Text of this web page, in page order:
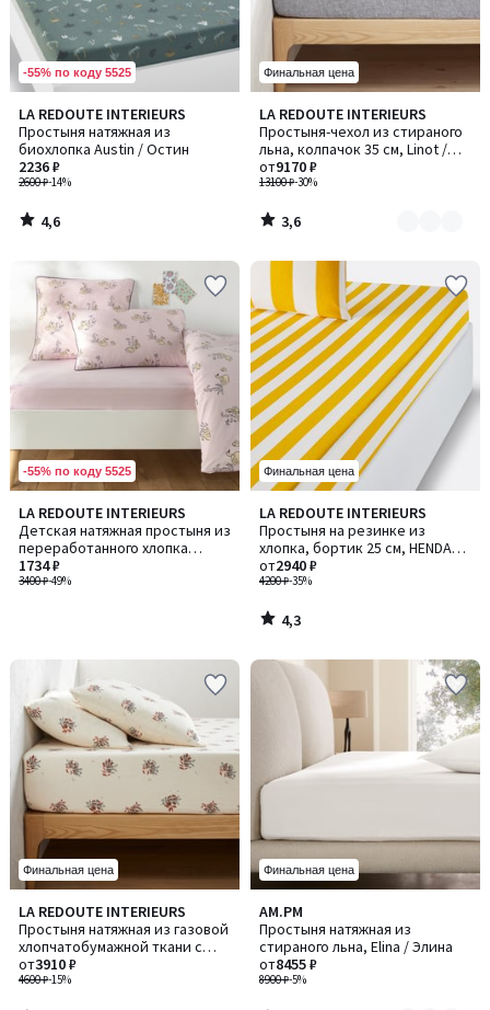
-55% по коду 5525
LA REDOUTE INTERIEURS
Простыня натяжная из
биохлопка Austin / Остин
2600 ₽-14%
2236 ₽
4,6
/ 5
4,6
/
Финальная цена
LA REDOUTE INTERIEURS
Простыня-чехол из стираного
льна, колпачок 35 см, Linot /
Линот
13100 ₽-30%
от9170 ₽
3,6
/ 5
Количество
цветов:
4
3,6
/
-55% по коду 5525
LA REDOUTE INTERIEURS
Детская натяжная простыня из
переработанного хлопка
(50%), Swan / Свон
3400 ₽-49%
1734 ₽
Финальная цена
LA REDOUTE INTERIEURS
Простыня на резинке из
хлопка, бортик 25 см, HENDAYE
JAUNE (цвет: жёлтый)
4200 ₽-35%
от2940 ₽
4,3
/ 5
4,3
/
Финальная цена
LA REDOUTE INTERIEURS
Простыня натяжная из газовой
хлопчатобумажной ткани с
клапаном 30 см, Monceaux /
Монсо
4600 ₽-15%
от3910 ₽
4,7
/ 5
Финальная цена
AM.PM
Простыня натяжная из
стираного льна, Elina / Элина
8900 ₽-5%
от8455 ₽
2,9
/ 5
Количество
цветов:
3